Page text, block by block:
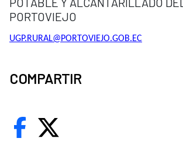
PORTOVIEJO
UGP.RURAL@PORTOVIEJO.GOB.EC
COMPARTIR